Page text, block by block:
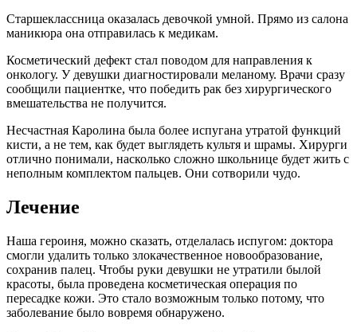
Старшеклассница оказалась девочкой умной. Прямо из салона
маникюра она отправилась к медикам.
Косметический дефект стал поводом для направления к
онкологу. У девушки диагностировали меланому. Врачи сразу
сообщили пациентке, что победить рак без хирургического
вмешательства не получится.
Несчастная Каролина была более испугана утратой функций
кисти, а не тем, как будет выглядеть культя и шрамы. Хирурги
отлично понимали, насколько сложно школьнице будет жить с
неполным комплектом пальцев. Они сотворили чудо.
Лечение
Наша героиня, можно сказать, отделалась испугом: доктора
смогли удалить только злокачественное новообразование,
сохранив палец. Чтобы руки девушки не утратили былой
красоты, была проведена косметическая операция по
пересадке кожи. Это стало возможным только потому, что
заболевание было вовремя обнаружено.